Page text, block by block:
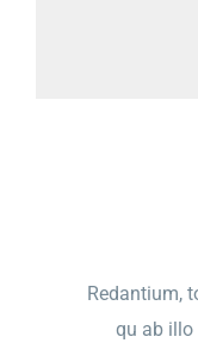
Redantium,
qu ab illo